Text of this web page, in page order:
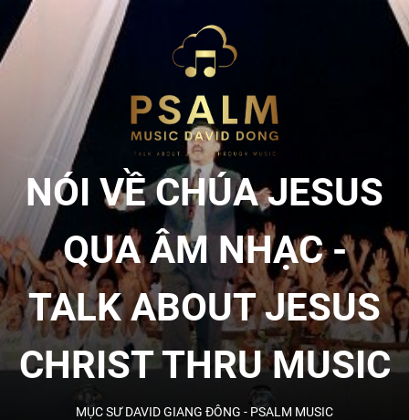
Skip
the
QUA
ÂM
NHẠC
NÓI VỀ CHÚA JESUS
QUA ÂM NHẠC -
TALK ABOUT JESUS
CHRIST THRU MUSIC
MỤC SƯ DAVID GIANG ĐÔNG - PSALM MUSIC